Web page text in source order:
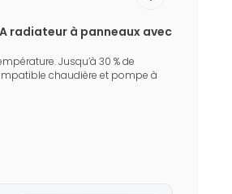
radiateur à panneaux avec
Jusqu’à 30 % de
chaudière et pompe à